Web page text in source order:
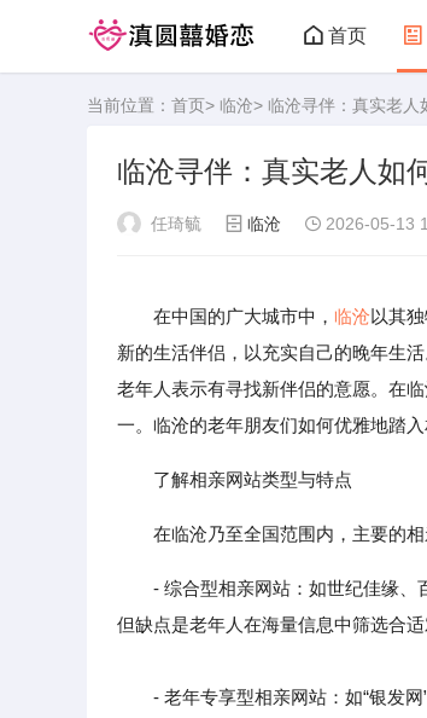
首页
当前位置： 首页> 临沧> 临沧寻伴：真实老人
临沧寻伴：真实老人如
任琦毓 临沧 2026-05-13
在中国的广大城市中， 临沧以其
新的生活伴侣，以充实自己的晚年生
老年人表示有寻找新伴侣的意愿。在
一。临沧的老年朋友们如何优雅地踏
了解相亲网站类型与特点
在临沧乃至全国范围内，主要的
- 综合型相亲网站：如世纪佳缘、
但缺点是老年人在海量信息中筛选合适
- 老年专享型相亲网站：如“银发网”